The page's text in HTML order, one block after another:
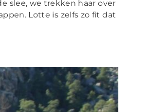
slee, we trekken haar over
Lotte is zelfs zo fit dat